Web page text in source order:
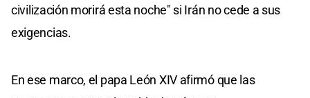
civilización morirá esta noche" si Irán no cede a sus
exigencias.
En ese marco, el papa León XIV afirmó que las